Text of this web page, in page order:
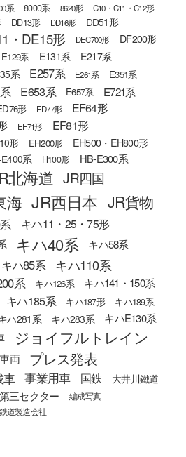
系 8000系 8620形
C10・C11・C12形
DD13形 DD16形 DD51形
・DE15形 DEC700形 DF200形
E129系 E131系 E217系
系 E257系 E261系 E351系
E653系 E657系 E721系
形 ED77形 EF64形
EF71形
EF81形
形 EH200形 EH500・EH800形
E400系 H100形 HB-E300系
北海道 JR四国
海 JR西日本 JR貨物
キハ11・25・75形
キハ40系 キハ58系
キハ85系 キハ110系
系 キハ126系 キハ141・150系
キハ185系 キハ187形
キハ189系
ハ281系 キハ283系
キハE130系
ジョイフルトレイン
両 プレス発表
車 事業用車 国鉄 大井川鐵道
第三セクター 編成写真
鉄道製造会社